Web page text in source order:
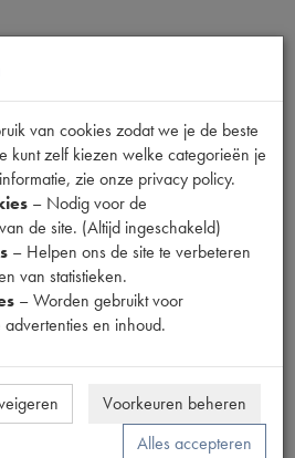
btw)
van cookies zodat we je de beste
kunt zelf kiezen welke categorieën je
zie onze privacy policy.
– Nodig voor de
de site. (Altijd ingeschakeld)
– Helpen ons de site te verbeteren
van statistieken.
– Worden gebruikt voor
en inhoud.
Voorkeuren beheren
Alles accepteren